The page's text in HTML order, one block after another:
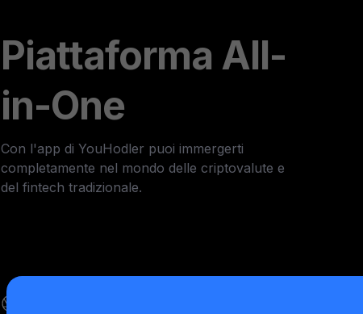
Piattaforma All-
in-One
Con l'app di YouHodler puoi immergerti
completamente nel mondo delle criptovalute e
del fintech tradizionale.